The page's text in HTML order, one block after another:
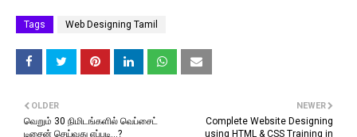
Tags Web Designing Tamil
NEWER
Complete Website Designing
using HTML & CSS Training in
OLDER
வெறும் 30 நிமிடங்களில் வெப்சைட்
டிசைன் செய்வது எப்படி...?